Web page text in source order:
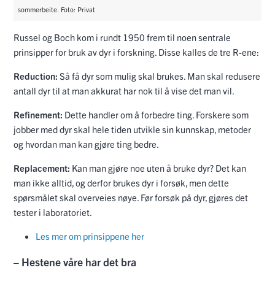
sommerbeite. Foto: Privat
Russel og Boch kom i rundt 1950 frem til noen sentrale
prinsipper for bruk av dyr i forskning. Disse kalles de tre R-ene:
Reduction: Så få dyr som mulig skal brukes. Man skal redusere
antall dyr til at man akkurat har nok til å vise det man vil.
Refinement: Dette handler om å forbedre ting. Forskere som
jobber med dyr skal hele tiden utvikle sin kunnskap, metoder
og hvordan man kan gjøre ting bedre.
Replacement: Kan man gjøre noe uten å bruke dyr? Det kan
man ikke alltid, og derfor brukes dyr i forsøk, men dette
spørsmålet skal overveies nøye. Før forsøk på dyr, gjøres det
tester i laboratoriet.
Les mer om prinsippene her
– Hestene våre har det bra